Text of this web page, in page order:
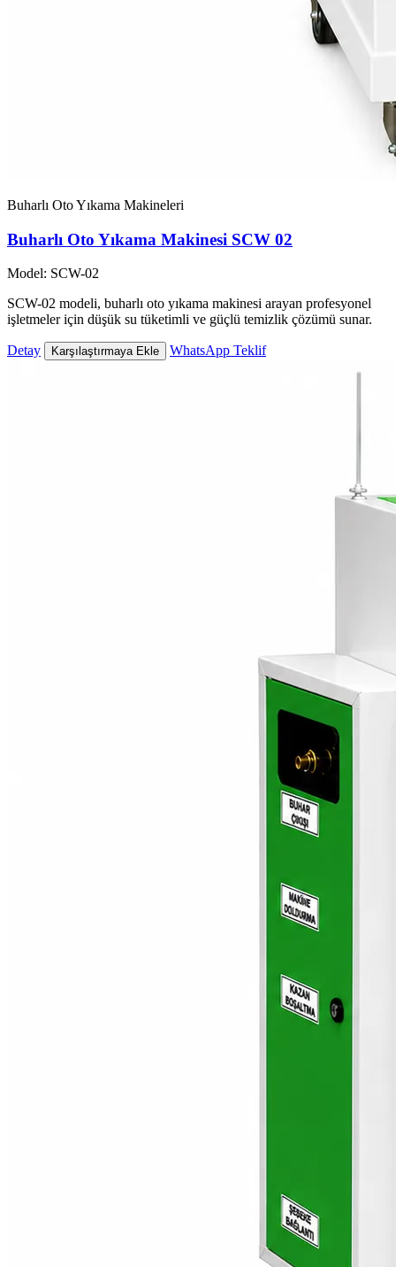
Buharlı Oto Yıkama Makineleri
Buharlı Oto Yıkama Makinesi SCW 02
Model: SCW-02
SCW-02 modeli, buharlı oto yıkama makinesi arayan profesyonel
işletmeler için düşük su tüketimli ve güçlü temizlik çözümü sunar.
Detay Karşılaştırmaya Ekle WhatsApp Teklif